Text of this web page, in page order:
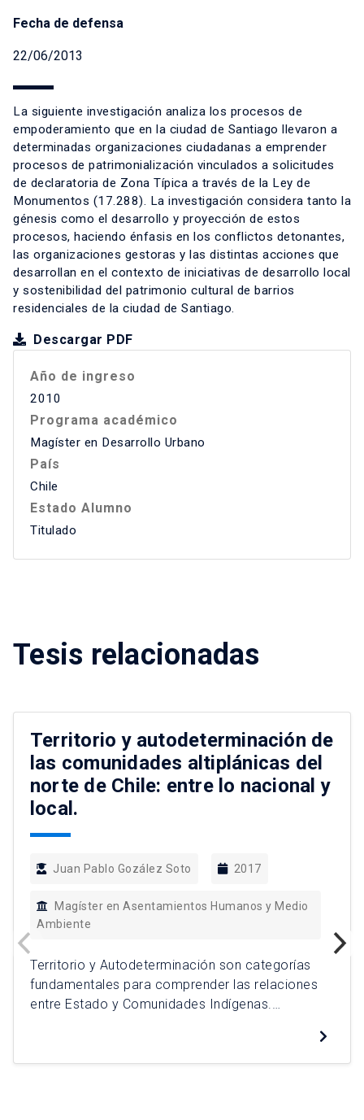
Fecha de defensa
22/06/2013
La siguiente investigación analiza los procesos de
empoderamiento que en la ciudad de Santiago llevaron a
determinadas organizaciones ciudadanas a emprender
procesos de patrimonialización vinculados a solicitudes
de declaratoria de Zona Típica a través de la Ley de
Monumentos (17.288). La investigación considera tanto la
génesis como el desarrollo y proyección de estos
procesos, haciendo énfasis en los conflictos detonantes,
las organizaciones gestoras y las distintas acciones que
desarrollan en el contexto de iniciativas de desarrollo local
y sostenibilidad del patrimonio cultural de barrios
residenciales de la ciudad de Santiago.
Descargar PDF
Año de ingreso
2010
Programa académico
Magíster en Desarrollo Urbano
País
Chile
Estado Alumno
Titulado
Tesis relacionadas
Territorio y autodeterminación de
las comunidades altiplánicas del
norte de Chile: entre lo nacional y
local.
Juan Pablo Gozález Soto 2017
Magíster en Asentamientos Humanos y Medio
Ambiente
Territorio y Autodeterminación son categorías
fundamentales para comprender las relaciones
entre Estado y Comunidades Indígenas.
Calama, Provincia el Loa, Región de Antofagasta